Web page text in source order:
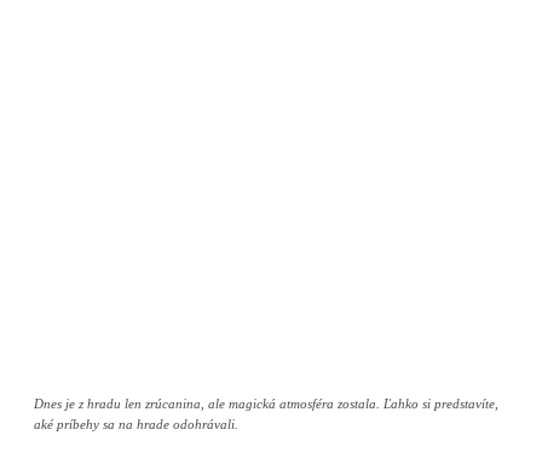
Dnes je z hradu len zrúcanina, ale magická atmosféra zostala. Ľahko si predstavíte,
aké príbehy sa na hrade odohrávali.